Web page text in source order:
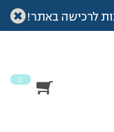
לרכישה באתר!
0
זאתתתתתתתת